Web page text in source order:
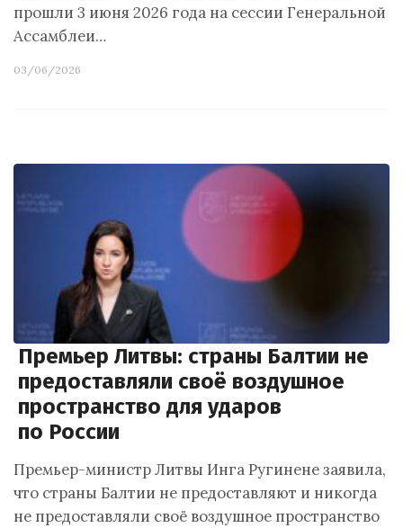
прошли 3 июня 2026 года на сессии Генеральной
Ассамблеи…
03/06/2026
Премьер Литвы: страны Балтии не
предоставляли своё воздушное
пространство для ударов
по России
Премьер-министр Литвы Инга Ругинене заявила,
что страны Балтии не предоставляют и никогда
не предоставляли своё воздушное пространство